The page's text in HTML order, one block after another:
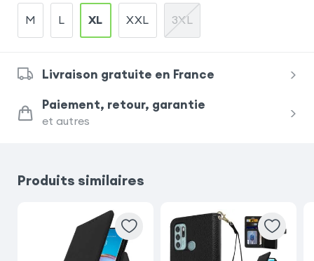
M L XL XXL 3XL
Livraison gratuite en France
Paiement, retour, garantie
et autres
Produits similaires